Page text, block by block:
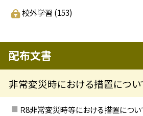
校外学習 (153)
配布文書
非常変災時における措置につい
Ｒ8非常変災時等における措置につい